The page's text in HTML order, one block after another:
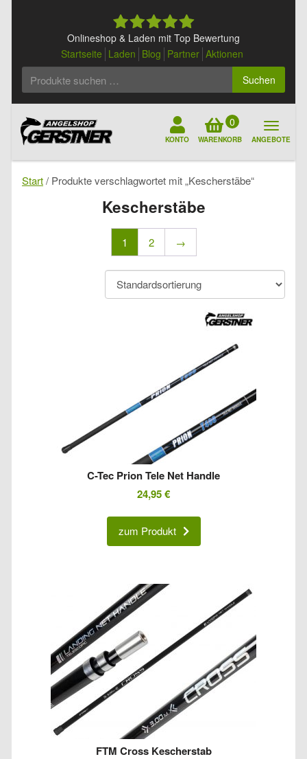
Onlineshop & Laden mit Top Bewertung
Startseite Laden Blog Partner Aktionen
Suchen
KONTO
0
WARENKORB ANGEBOTE
Start/ Produkte verschlagwortet mit „Kescherstäbe“
Kescherstäbe
1 2 →
C-Tec Prion Tele Net Handle
24,95€
zum Produkt
FTM Cross Kescherstab